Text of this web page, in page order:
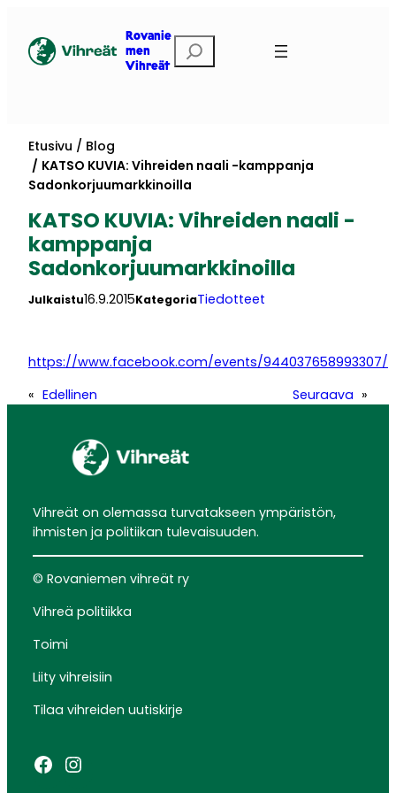
sisältöön
Rovanie
men
Vihreät
Etsi
Etusivu
Blog
KATSO KUVIA: Vihreiden naali -kamppanja
Sadonkorjuumarkkinoilla
KATSO KUVIA: Vihreiden naali -
kamppanja
Sadonkorjuumarkkinoilla
Julkaistu16.9.2015KategoriaTiedotteet
https://www.facebook.com/events/944037658993307/
« Edellinen Seuraava »
Vihreät on olemassa turvatakseen ympäristön,
ihmisten ja politiikan tulevaisuuden.
© Rovaniemen vihreät ry
Vihreä politiikka
Toimi
Liity vihreisiin
Tilaa vihreiden uutiskirje
Facebook
Instagram